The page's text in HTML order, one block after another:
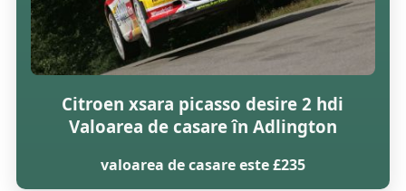
Citroen xsara picasso desire 2 hdi
Valoarea de casare în Adlington
valoarea de casare este £235